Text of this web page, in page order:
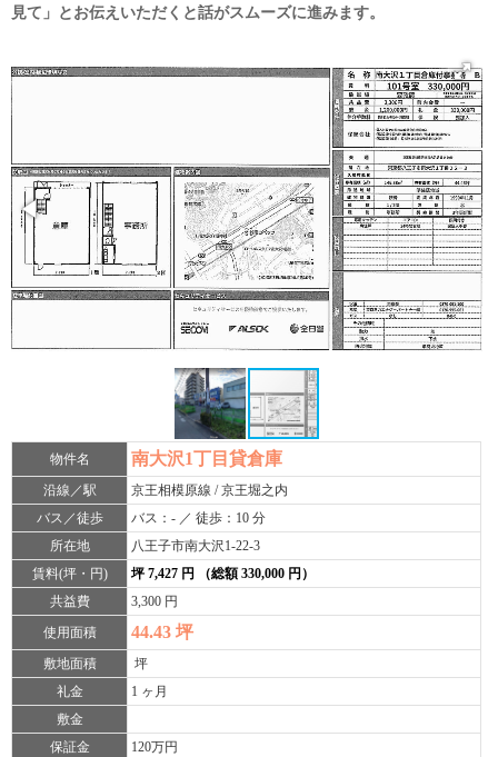
見て」とお伝えいただくと話がスムーズに進みます。
物件名 南大沢1丁目貸倉庫
沿線／駅
京王相模原線 / 京王堀之内
バス／徒歩
バス：- ／ 徒歩：10 分
所在地
八王子市南大沢1-22-3
賃料(坪・円)
坪 7,427 円 （総額 330,000 円）
共益費
3,300 円
使用面積
44.43 坪
敷地面積
坪
礼金
1 ヶ月
敷金
保証金
120万円